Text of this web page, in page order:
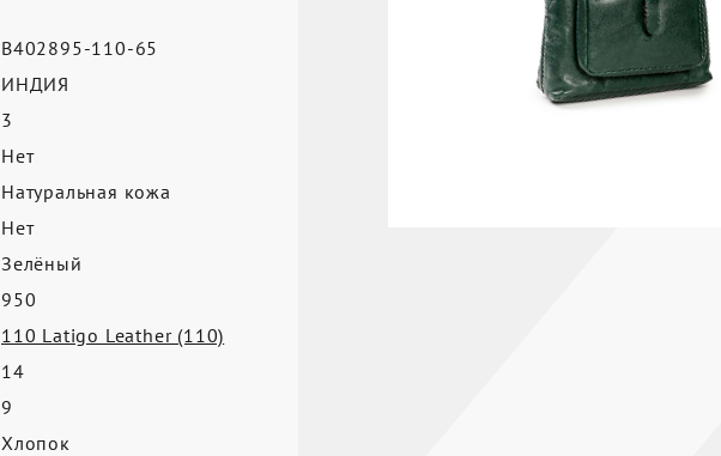
B402895-110-65
ИНДИЯ
3
Нет
Натуральная кожа
Нет
Зелёный
950
110 Latigo Leather (110)
14
9
Хлопок